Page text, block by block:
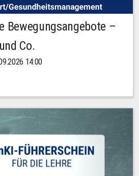
Bewegungsangebote –
Co.
14:00